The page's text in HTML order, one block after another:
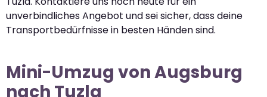
unverbindliches Angebot und sei sicher, dass deine
Transportbedürfnisse in besten Händen sind.
Mini-Umzug von Augsburg
nach Tuzla